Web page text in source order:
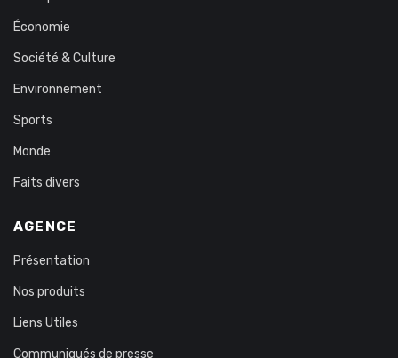
Économie
Société & Culture
Environnement
Sports
Monde
Faits divers
AGENCE
Présentation
Nos produits
Liens Utiles
Communiqués de presse